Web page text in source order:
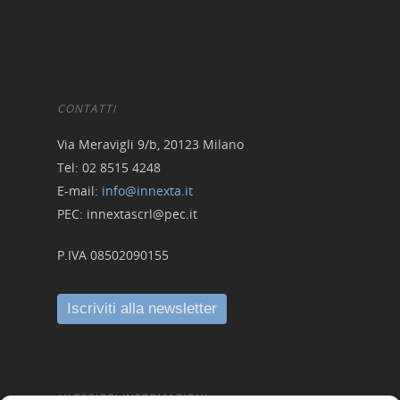
CONTATTI
Via Meravigli 9/b, 20123 Milano
Tel: 02 8515 4248
E-mail: info@innexta.it
PEC: innextascrl@pec.it
P.IVA 08502090155